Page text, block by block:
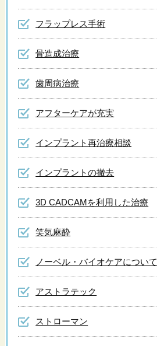
フラップレス手術
骨造成治療
歯周病治療
アフターケアが充実
インプラント再治療相談
インプラントの撤去
3D CADCAMを利用した治療
笑気麻酔
ノーベル・バイオケアについて
アストラテック
ストローマン